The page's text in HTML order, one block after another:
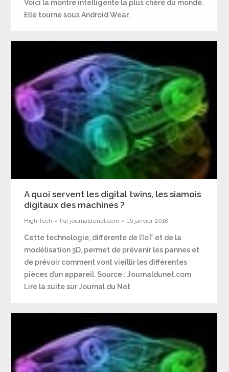
Voici la montre intelligente la plus chère du monde.
Elle tourne sous Android Wear.
A quoi servent les digital twins, les siamois
digitaux des machines ?
High Tech Par journaldunet.com 16 janvier 2018
Cette technologie, différente de l’IoT et de la
modélisation 3D, permet de prévenir les pannes et
de prévoir comment vont vieillir les différentes
pièces d’un appareil. Source : Journaldunet.com
Lire la suite sur Journal du Net